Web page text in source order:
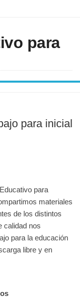
para inicial
para
materiales
de los distintos
calidad nos
para la educación
libre y en